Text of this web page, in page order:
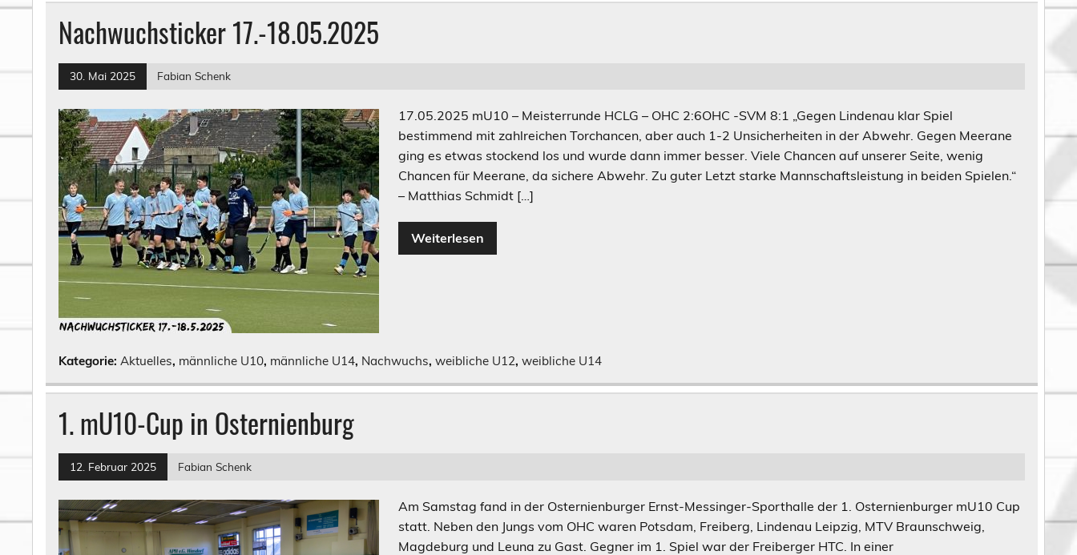
Nachwuchsticker 17.-18.05.2025
30. Mai 2025 Fabian Schenk
17.05.2025 mU10 – Meisterrunde HCLG – OHC 2:6OHC -SVM 8:1 „Gegen Lindenau klar Spiel
bestimmend mit zahlreichen Torchancen, aber auch 1-2 Unsicherheiten in der Abwehr. Gegen Meerane
ging es etwas stockend los und wurde dann immer besser. Viele Chancen auf unserer Seite, wenig
Chancen für Meerane, da sichere Abwehr. Zu guter Letzt starke Mannschaftsleistung in beiden Spielen.“
– Matthias Schmidt […]
Weiterlesen
Kategorie:Aktuelles, männliche U10, männliche U14, Nachwuchs,weibliche U12,weibliche U14
1. mU10-Cup in Osternienburg
12. Februar 2025 Fabian Schenk
Am Samstag fand in der Osternienburger Ernst-Messinger-Sporthalle der 1. Osternienburger mU10 Cup
statt. Neben den Jungs vom OHC waren Potsdam, Freiberg, Lindenau Leipzig, MTV Braunschweig,
Magdeburg und Leuna zu Gast. Gegner im 1. Spiel war der Freiberger HTC. In einer